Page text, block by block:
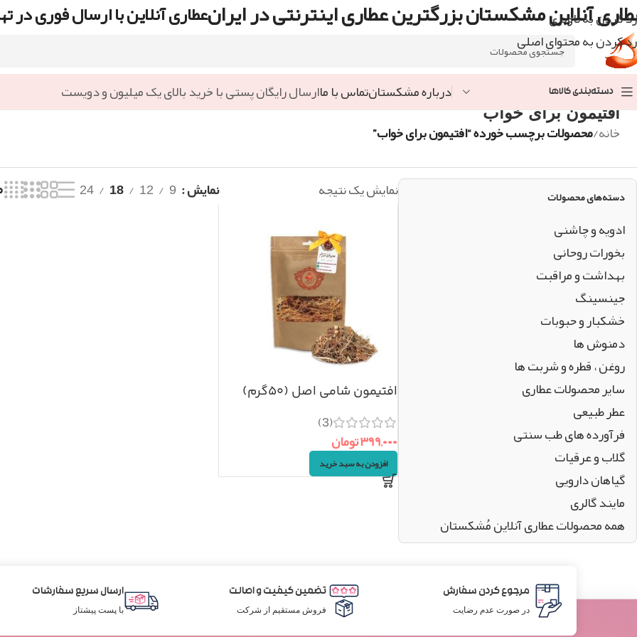
رد کردن به ناوبری
رد کردن به محتوای اصلی
آنلاین مشکستان بزرگترین عطاری اینترنتی در ایرانعطاری آنلاین با ارسال فوری در
دسته‌بندی کالاها درباره مشکستانتماس با ماارسال رایگان پستی با خرید بالای یک میلیون و دویست
افتیمون برای خواب
خانه/محصولات برچسب خورده “افتیمون برای خواب”
دسته‌های محصولات
ادویه و چاشنی
بخورات روحانی
بهداشت و مراقبت
جینسینگ
خشکبار و حبوبات
دمنوش ها
روغن ، قطره و شربت ها
سایر محصولات عطاری
عطر طبیعی
فرآورده های طب سنتی
گلاب و عرقیات
گیاهان دارویی
مایند گالری
همه محصولات عطاری آنلاین مُشکستان
نمایش یک نتیجه نمایش 9
12
18
24
افتیمون شامی اصل (۵۰گرم)
(3)
۳۹۹,۰۰۰تومان
افزودن به سبد خرید
مرجوع کردن سفارش
در صورت عدم رضایت
تضمین کیفیت و اصالت
فروش مستقیم از شرکت
ارسال سریع سفارشات
با پست پیشتاز